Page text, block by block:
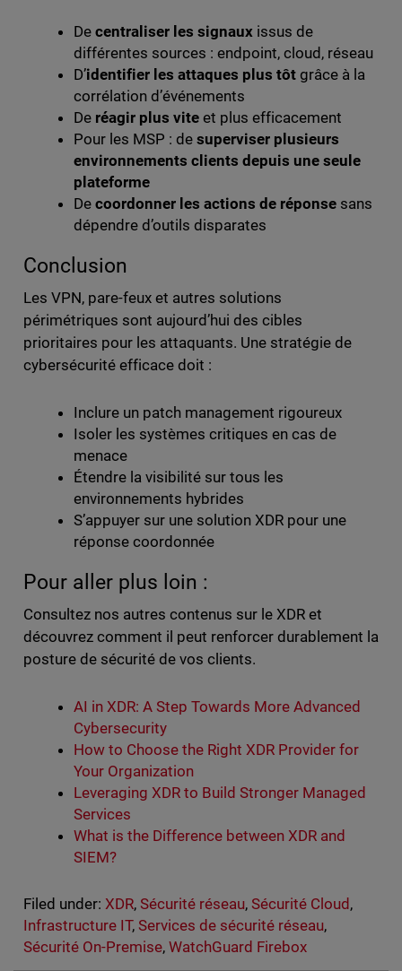
De centraliser les signauxissus de
différentes sources : endpoint, cloud, réseau
D’identifier les attaques plus tôt grâce à la
corrélation d’événements
De réagir plus viteet plus efficacement
Pour les MSP : de superviser plusieurs
environnements clients depuis une seule
plateforme
De coordonner les actions de réponse sans
dépendre d’outils disparates
Conclusion
Les VPN, pare-feux et autres solutions
périmétriques sont aujourd’hui des cibles
prioritaires pour les attaquants. Une stratégie de
cybersécurité efficace doit :
Inclure un patch management rigoureux
Isoler les systèmes critiques en cas de
menace
Étendre la visibilité sur tous les
environnements hybrides
S’appuyer sur une solution XDR pour une
réponse coordonnée
Pour aller plus loin :
Consultez nos autres contenus sur le XDR et
découvrez comment il peut renforcer durablement la
posture de sécurité de vos clients.
AI in XDR: A Step Towards More Advanced
Cybersecurity
How to Choose the Right XDR Provider for
Your Organization
Leveraging XDR to Build Stronger Managed
Services
What is the Difference between XDR and
SIEM?
Filed under: XDR, Sécurité réseau,Sécurité Cloud ,
Infrastructure IT, Services de sécurité réseau,
Sécurité On-Premise, WatchGuard Firebox